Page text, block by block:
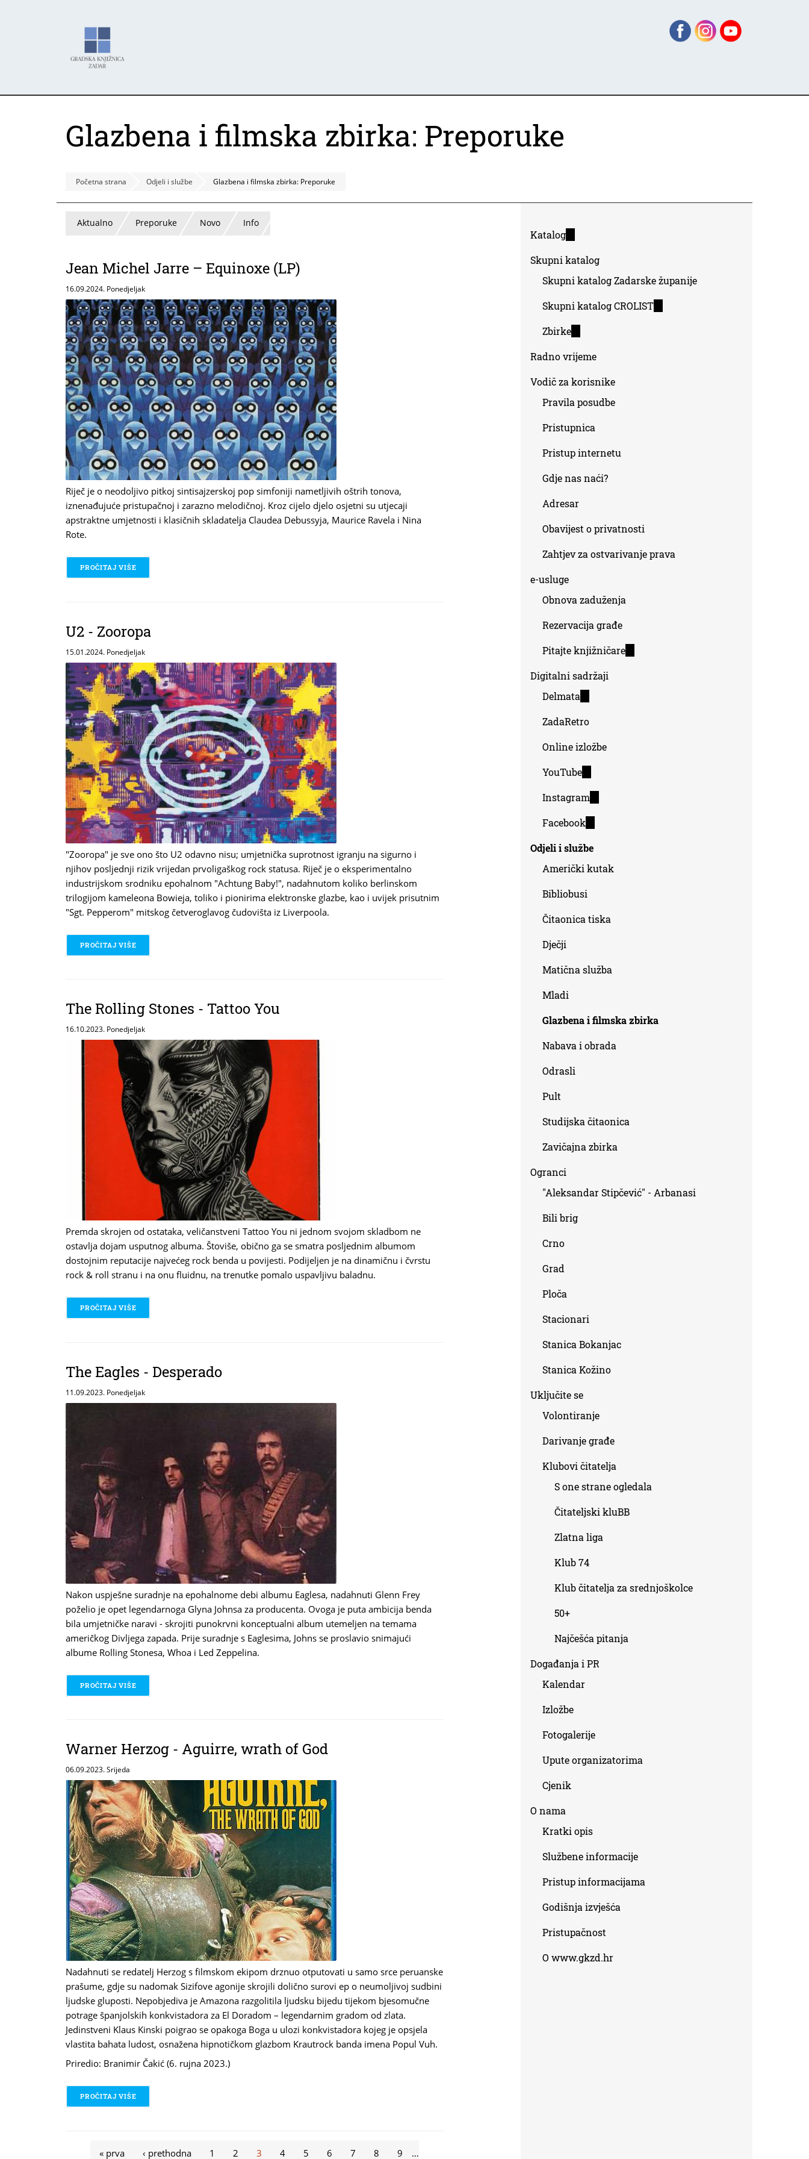
Glazbena i filmska zbirka: Preporuke
Početna strana Odjeli i službe Glazbena i filmska zbirka: Preporuke
Aktualno Preporuke Novo Info
Jean Michel Jarre – Equinoxe (LP)
16.09.2024. Ponedjeljak
Riječ je o neodoljivo pitkoj sintisajzerskoj pop simfoniji nametljivih oštrih tonova,
iznenađujuće pristupačnoj i zarazno melodičnoj. Kroz cijelo djelo osjetni su utjecaji
apstraktne umjetnosti i klasičnih skladatelja Claudea Debussyja, Maurice Ravela i Nina
Rote.
PROČITAJ VIŠE
U2 - Zooropa
15.01.2024. Ponedjeljak
"Zooropa" je sve ono što U2 odavno nisu; umjetnička suprotnost igranju na sigurno i
njihov posljednji rizik vrijedan prvoligaškog rock statusa. Riječ je o eksperimentalno
industrijskom srodniku epohalnom "Achtung Baby!", nadahnutom koliko berlinskom
trilogijom kameleona Bowieja, toliko i pionirima elektronske glazbe, kao i uvijek prisutnim
"Sgt. Pepperom" mitskog četveroglavog čudovišta iz Liverpoola.
PROČITAJ VIŠE
The Rolling Stones - Tattoo You
16.10.2023. Ponedjeljak
Premda skrojen od ostataka, veličanstveni Tattoo You ni jednom svojom skladbom ne
ostavlja dojam usputnog albuma. Štoviše, obično ga se smatra posljednim albumom
dostojnim reputacije najvećeg rock benda u povijesti. Podijeljen je na dinamičnu i čvrstu
rock & roll stranu i na onu fluidnu, na trenutke pomalo uspavljivu baladnu.
PROČITAJ VIŠE
The Eagles - Desperado
11.09.2023. Ponedjeljak
Nakon uspješne suradnje na epohalnome debi albumu Eaglesa, nadahnuti Glenn Frey
poželio je opet legendarnoga Glyna Johnsa za producenta. Ovoga je puta ambicija benda
bila umjetničke naravi - skrojiti punokrvni konceptualni album utemeljen na temama
američkog Divljega zapada. Prije suradnje s Eaglesima, Johns se proslavio snimajući
albume Rolling Stonesa, Whoa i Led Zeppelina.
PROČITAJ VIŠE
Warner Herzog - Aguirre, wrath of God
06.09.2023. Srijeda
Nadahnuti se redatelj Herzog s filmskom ekipom drznuo otputovati u samo srce peruanske
prašume, gdje su nadomak Sizifove agonije skrojili dolično surovi ep o neumoljivoj sudbini
ljudske gluposti. Nepobjediva je Amazona razgolitila ljudsku bijedu tijekom bjesomučne
potrage španjolskih konkvistadora za El Doradom – legendarnim gradom od zlata.
Jedinstveni Klaus Kinski poigrao se opakoga Boga u ulozi konkvistadora kojeg je opsjela
vlastita bahata ludost, osnažena hipnotičkom glazbom Krautrock banda imena Popul Vuh.
Priredio: Branimir Čakić (6. rujna 2023.)
PROČITAJ VIŠE
Stranice
« prva ‹ prethodna 1 2 3 4 5 6 7 8 9 …
Katalog(link
external)
Skupni katalog
Skupni katalog Zadarske županije
Skupni katalog CROLIST(link
Zbirke(link
external)
Radno vrijeme
Vodič za korisnike
Pravila posudbe
Pristupnica
Pristup internetu
Gdje nas naći?
Adresar
Obavijest o privatnosti
Zahtjev za ostvarivanje prava
e-usluge
Obnova zaduženja
Rezervacija građe
Pitajte knjižničare(link
Digitalni sadržaji
Delmata
external)
ZadaRetro
Online izložbe
YouTube(link
external)
Instagram(link
external)
Facebook
external)
Odjeli i službe
Američki kutak
Bibliobusi
Čitaonica tiska
Dječji
Matična služba
Mladi
Glazbena i filmska zbirka
Nabava i obrada
Odrasli
Pult
Studijska čitaonica
Zavičajna zbirka
Ogranci
"Aleksandar Stipčević" - Arbanasi
Bili brig
Crno
Grad
Ploča
Stacionari
Stanica Bokanjac
Stanica Kožino
Uključite se
Volontiranje
Darivanje građe
Klubovi čitatelja
S one strane ogledala
Čitateljski kluBB
Zlatna liga
Klub 74
Klub čitatelja za srednjoškolce
50+
Najčešća pitanja
Događanja i PR
Kalendar
Izložbe
Fotogalerije
Upute organizatorima
Cjenik
O nama
Kratki opis
Službene informacije
Pristup informacijama
Godišnja izvješća
Pristupačnost
O www.gkzd.hr